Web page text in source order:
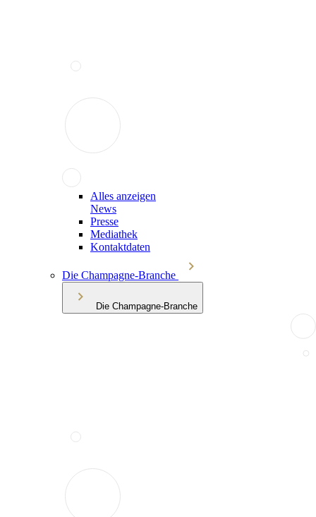
Alles anzeigen
News
Presse
Mediathek
Kontaktdaten
Die Champagne-Branche
Die Champagne-Branche